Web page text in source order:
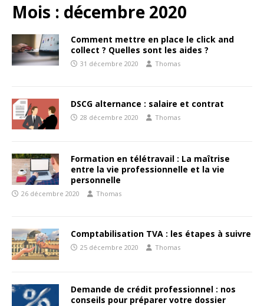
Mois : décembre 2020
Comment mettre en place le click and
collect ? Quelles sont les aides ?
31 décembre 2020 Thomas
DSCG alternance : salaire et contrat
28 décembre 2020 Thomas
Formation en télétravail : La maîtrise
entre la vie professionnelle et la vie
personnelle
26 décembre 2020 Thomas
Comptabilisation TVA : les étapes à suivre
25 décembre 2020 Thomas
Demande de crédit professionnel : nos
conseils pour préparer votre dossier